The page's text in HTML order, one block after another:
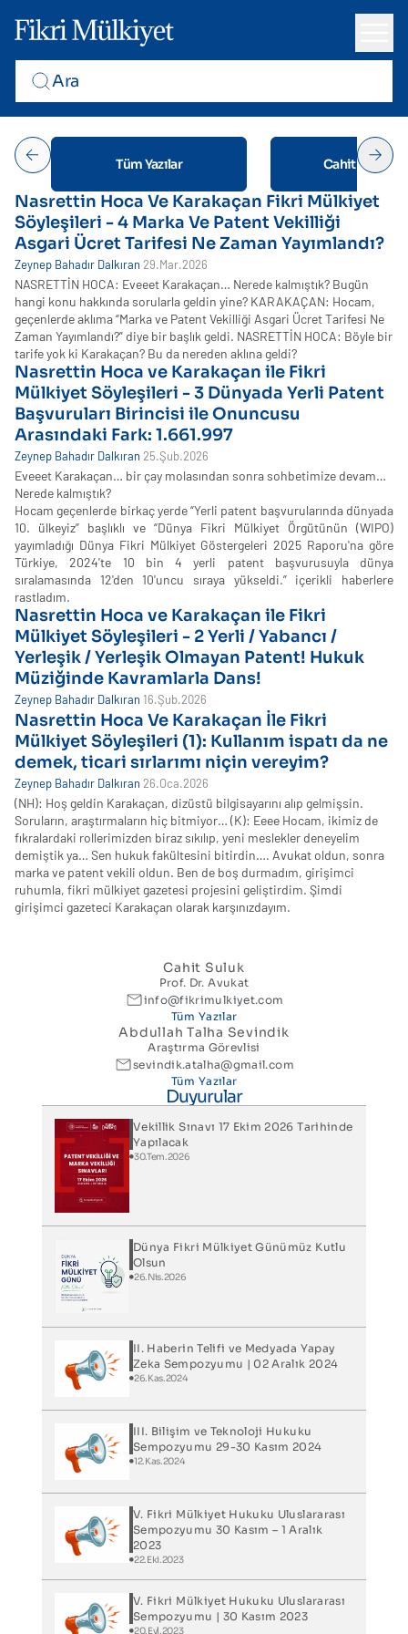
Tüm Yazılar Cahit Suluk
Nasrettin Hoca Ve Karakaçan Fikri Mülkiyet
Söyleşileri - 4 Marka Ve Patent Vekilliği
Asgari Ücret Tarifesi Ne Zaman Yayımlandı?
Zeynep Bahadır Dalkıran 29.Mar.2026
NASRETTİN HOCA: Eveeet Karakaçan… Nerede kalmıştık? Bugün
hangi konu hakkında sorularla geldin yine? KARAKAÇAN: Hocam,
geçenlerde aklıma “Marka ve Patent Vekilliği Asgari Ücret Tarifesi Ne
Zaman Yayımlandı?” diye bir başlık geldi. NASRETTİN HOCA: Böyle bir
tarife yok ki Karakaçan? Bu da nereden aklına geldi?
Nasrettin Hoca ve Karakaçan ile Fikri
Mülkiyet Söyleşileri - 3 Dünyada Yerli Patent
Başvuruları Birincisi ile Onuncusu
Arasındaki Fark: 1.661.997
Zeynep Bahadır Dalkıran 25.Şub.2026
Eveeet Karakaçan… bir çay molasından sonra sohbetimize devam…
Nerede kalmıştık?
Hocam geçenlerde birkaç yerde “Yerli patent başvurularında dünyada
10. ülkeyiz” başlıklı ve “Dünya Fikri Mülkiyet Örgütünün (WIPO)
yayımladığı Dünya Fikri Mülkiyet Göstergeleri 2025 Raporu'na göre
Türkiye, 2024'te 10 bin 4 yerli patent başvurusuyla dünya
sıralamasında 12'den 10'uncu sıraya yükseldi.” içerikli haberlere
rastladım.
Nasrettin Hoca ve Karakaçan ile Fikri
Mülkiyet Söyleşileri - 2 Yerli / Yabancı /
Yerleşik / Yerleşik Olmayan Patent! Hukuk
Müziğinde Kavramlarla Dans!
Zeynep Bahadır Dalkıran 16.Şub.2026
Nasrettin Hoca Ve Karakaçan İle Fikri
Mülkiyet Söyleşileri (1): Kullanım ispatı da ne
demek, ticari sırlarımı niçin vereyim?
Zeynep Bahadır Dalkıran 26.Oca.2026
(NH): Hoş geldin Karakaçan, dizüstü bilgisayarını alıp gelmişsin.
Soruların, araştırmaların hiç bitmiyor… (K): Eeee Hocam, ikimiz de
fıkralardaki rollerimizden biraz sıkılıp, yeni meslekler deneyelim
demiştik ya… Sen hukuk fakültesini bitirdin…. Avukat oldun, sonra
marka ve patent vekili oldun. Ben de boş durmadım, girişimci
ruhumla, fikri mülkiyet gazetesi projesini geliştirdim. Şimdi
girişimci gazeteci Karakaçan olarak karşınızdayım.
Cahit Suluk
Prof. Dr. Avukat
info@fikrimulkiyet.com
Tüm Yazılar
Abdullah Talha Sevindik
Araştırma Görevlisi
sevindik.atalha@gmail.com
Tüm Yazılar
Duyurular
Vekillik Sınavı 17 Ekim 2026 Tarihinde
Yapılacak
30.Tem.2026
Dünya Fikri Mülkiyet Günümüz Kutlu
Olsun
26.Nis.2026
II. Haberin Telifi ve Medyada Yapay
Zeka Sempozyumu | 02 Aralık 2024
26.Kas.2024
III. Bilişim ve Teknoloji Hukuku
Sempozyumu 29-30 Kasım 2024
12.Kas.2024
V. Fikri Mülkiyet Hukuku Uluslararası
Sempozyumu 30 Kasım – 1 Aralık
2023
22.Eki.2023
V. Fikri Mülkiyet Hukuku Uluslararası
Sempozyumu | 30 Kasım 2023
20.Eyl.2023